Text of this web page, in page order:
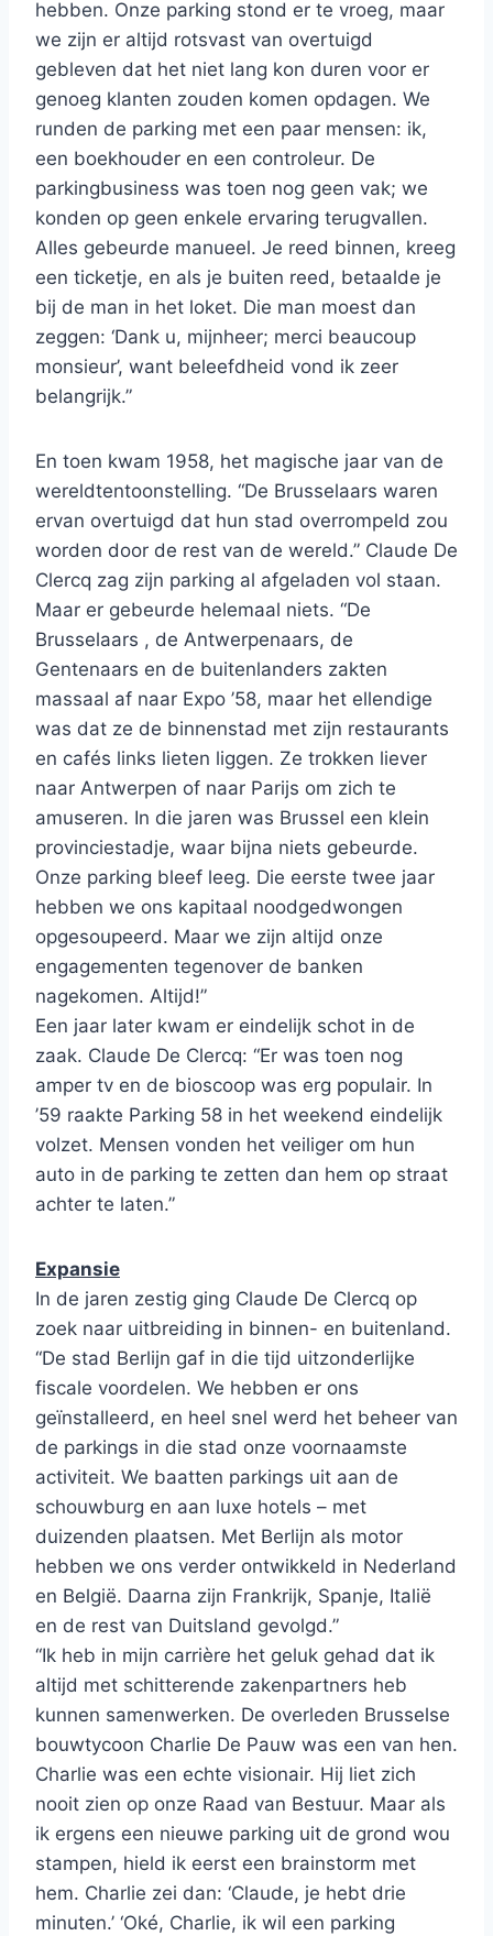
hebben. Onze parking stond er te vroeg, maar
we zijn er altijd rotsvast van overtuigd
gebleven dat het niet lang kon duren voor er
genoeg klanten zouden komen opdagen. We
runden de parking met een paar mensen: ik,
een boekhouder en een controleur. De
parkingbusiness was toen nog geen vak; we
konden op geen enkele ervaring terugvallen.
Alles gebeurde manueel. Je reed binnen, kreeg
een ticketje, en als je buiten reed, betaalde je
bij de man in het loket. Die man moest dan
zeggen: ‘Dank u, mijnheer; merci beaucoup
monsieur’, want beleefdheid vond ik zeer
belangrijk.”
En toen kwam 1958, het magische jaar van de
wereldtentoonstelling. “De Brusselaars waren
ervan overtuigd dat hun stad overrompeld zou
worden door de rest van de wereld.” Claude De
Clercq zag zijn parking al afgeladen vol staan.
Maar er gebeurde helemaal niets. “De
Brusselaars , de Antwerpenaars, de
Gentenaars en de buitenlanders zakten
massaal af naar Expo ’58, maar het ellendige
was dat ze de binnenstad met zijn restaurants
en cafés links lieten liggen. Ze trokken liever
naar Antwerpen of naar Parijs om zich te
amuseren. In die jaren was Brussel een klein
provinciestadje, waar bijna niets gebeurde.
Onze parking bleef leeg. Die eerste twee jaar
hebben we ons kapitaal noodgedwongen
opgesoupeerd. Maar we zijn altijd onze
engagementen tegenover de banken
nagekomen. Altijd!”
Een jaar later kwam er eindelijk schot in de
zaak. Claude De Clercq: “Er was toen nog
amper tv en de bioscoop was erg populair. In
’59 raakte Parking 58 in het weekend eindelijk
volzet. Mensen vonden het veiliger om hun
auto in de parking te zetten dan hem op straat
achter te laten.”
Expansie
In de jaren zestig ging Claude De Clercq op
zoek naar uitbreiding in binnen- en buitenland.
“De stad Berlijn gaf in die tijd uitzonderlijke
fiscale voordelen. We hebben er ons
geïnstalleerd, en heel snel werd het beheer van
de parkings in die stad onze voornaamste
activiteit. We baatten parkings uit aan de
schouwburg en aan luxe hotels – met
duizenden plaatsen. Met Berlijn als motor
hebben we ons verder ontwikkeld in Nederland
en België. Daarna zijn Frankrijk, Spanje, Italië
en de rest van Duitsland gevolgd.”
“Ik heb in mijn carrière het geluk gehad dat ik
altijd met schitterende zakenpartners heb
kunnen samenwerken. De overleden Brusselse
bouwtycoon Charlie De Pauw was een van hen.
Charlie was een echte visionair. Hij liet zich
nooit zien op onze Raad van Bestuur. Maar als
ik ergens een nieuwe parking uit de grond wou
stampen, hield ik eerst een brainstorm met
hem. Charlie zei dan: ‘Claude, je hebt drie
minuten.’ ‘Oké, Charlie, ik wil een parking